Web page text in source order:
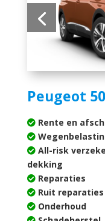
Peugeot
Rente en
All-risk
dekking
Reparaties
Ruit reparaties
Onderhoud